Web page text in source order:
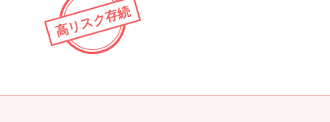
高リスク存続